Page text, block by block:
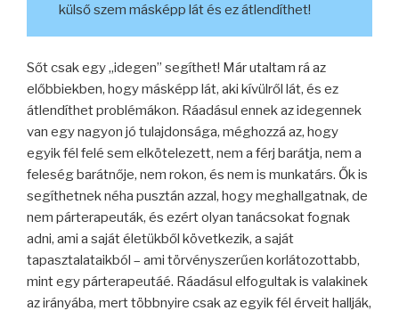
külső szem másképp lát és ez átlendíthet!
Sőt csak egy „idegen” segíthet! Már utaltam rá az
előbbiekben, hogy másképp lát, aki kívülről lát, és ez
átlendíthet problémákon. Ráadásul ennek az idegennek
van egy nagyon jó tulajdonsága, méghozzá az, hogy
egyik fél felé sem elkötelezett, nem a férj barátja, nem a
feleség barátnője, nem rokon, és nem is munkatárs. Ők is
segíthetnek néha pusztán azzal, hogy meghallgatnak, de
nem párterapeuták, és ezért olyan tanácsokat fognak
adni, ami a saját életükből következik, a saját
tapasztalataikból – ami törvényszerűen korlátozottabb,
mint egy párterapeutáé. Ráadásul elfogultak is valakinek
az irányába, mert többnyire csak az egyik fél érveit hallják,